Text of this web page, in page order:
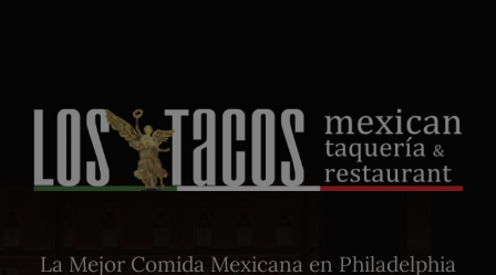
La Mejor Comida Mexicana en Philadelphia